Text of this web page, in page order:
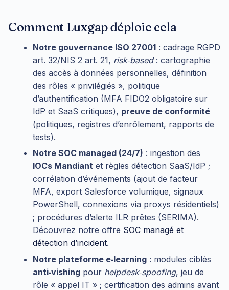
Comment Luxgap déploie cela
Notre gouvernance ISO 27001 : cadrage RGPD
art. 32/NIS 2 art. 21, risk‑based: cartographie
des accès à données personnelles, définition
des rôles « privilégiés », politique
d’authentification (MFA FIDO2 obligatoire sur
IdP et SaaS critiques), preuve de conformité
(politiques, registres d’enrôlement, rapports de
tests).
Notre SOC managed (24/7) : ingestion des
IOCs Mandiant et règles détection SaaS/IdP ;
corrélation d’événements (ajout de facteur
MFA, export Salesforce volumique, signaux
PowerShell, connexions via proxys résidentiels)
; procédures d’alerte ILR prêtes (SERIMA).
Découvrez notre offre SOC managé et
détection d’incident.
Notre plateforme e‑learning : modules ciblés
anti‑vishing pour helpdesk‑spoofing, jeu de
rôle « appel IT » ; certification des admins avant